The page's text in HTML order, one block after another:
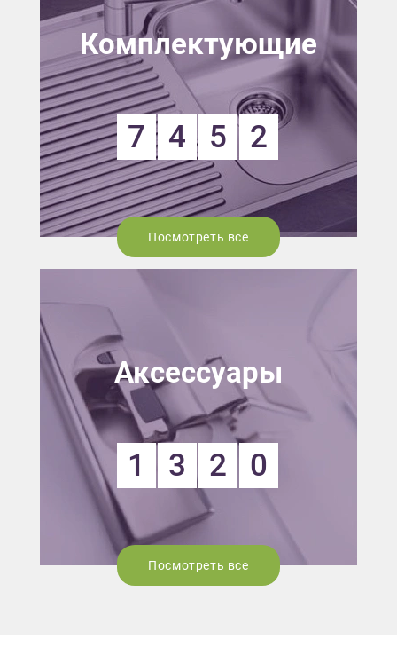
Комплектующие
7 4 5 2
Посмотреть все
Аксессуары
1 3 2 0
Посмотреть все